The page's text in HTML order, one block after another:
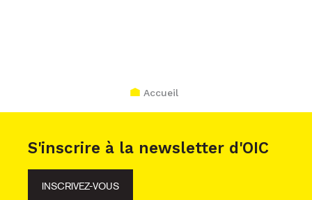
Accueil
S'inscrire à la newsletter d'OIC
INSCRIVEZ-VOUS